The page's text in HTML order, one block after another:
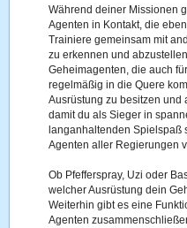
Während deiner Missionen
Agenten in Kontakt, die
Trainiere gemeinsam mit
zu erkennen und
Geheimagenten, die auch
regelmäßig in die Quere
Ausrüstung zu besitzen
damit du als Sieger in
langanhaltenden Spielspaß
Agenten aller Regierungen
Ob Pfefferspray, Uzi oder
welcher Ausrüstung dein
Weiterhin gibt es eine
Agenten